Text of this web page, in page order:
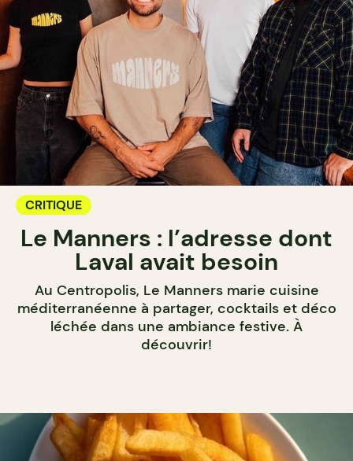
CRITIQUE
Le Manners : l’adresse dont
Laval avait besoin
Au Centropolis, Le Manners marie cuisine
méditerranéenne à partager, cocktails et déco
léchée dans une ambiance festive. À
découvrir!